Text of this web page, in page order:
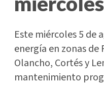
Este miércoles 5 de
energía en zonas de
Olancho, Cortés y
mantenimiento